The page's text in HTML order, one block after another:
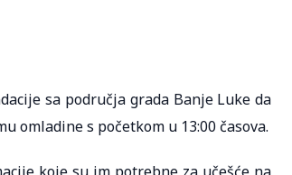
sa područja grada Banje Luke da
omladine s početkom u 13:00 časova.